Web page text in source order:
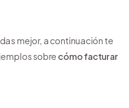
mejor, a continuación te
sobre cómo facturar